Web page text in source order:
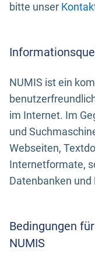
bitte unser
NUMIS ist ein
im Internet. Im
und
Webseiten,
Internetformate,
Datenbanken
Bedingungen
NUMIS